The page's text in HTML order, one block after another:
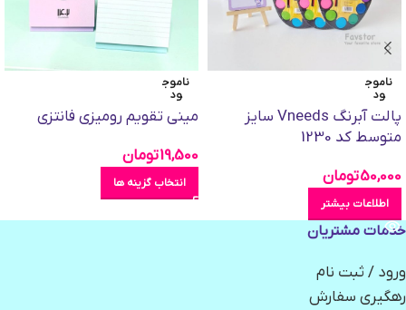
ناموج
ود
پالت آبرنگ Vneeds سایز
متوسط کد 1230
50,000تومان
اطلاعات بیشتر
ناموج
ود
مینی تقویم رومیزی فانتزی
19,500تومان
انتخاب گزینه ها
خدمات مشتریان
ورود / ثبت نام
رهگیری سفارش